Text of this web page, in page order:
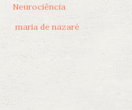
Neurociência
maria de nazaré